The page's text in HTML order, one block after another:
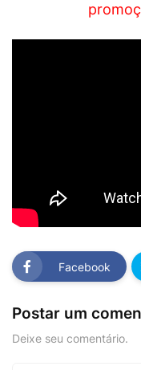
Facebook
Postar um
Deixe seu comentário.